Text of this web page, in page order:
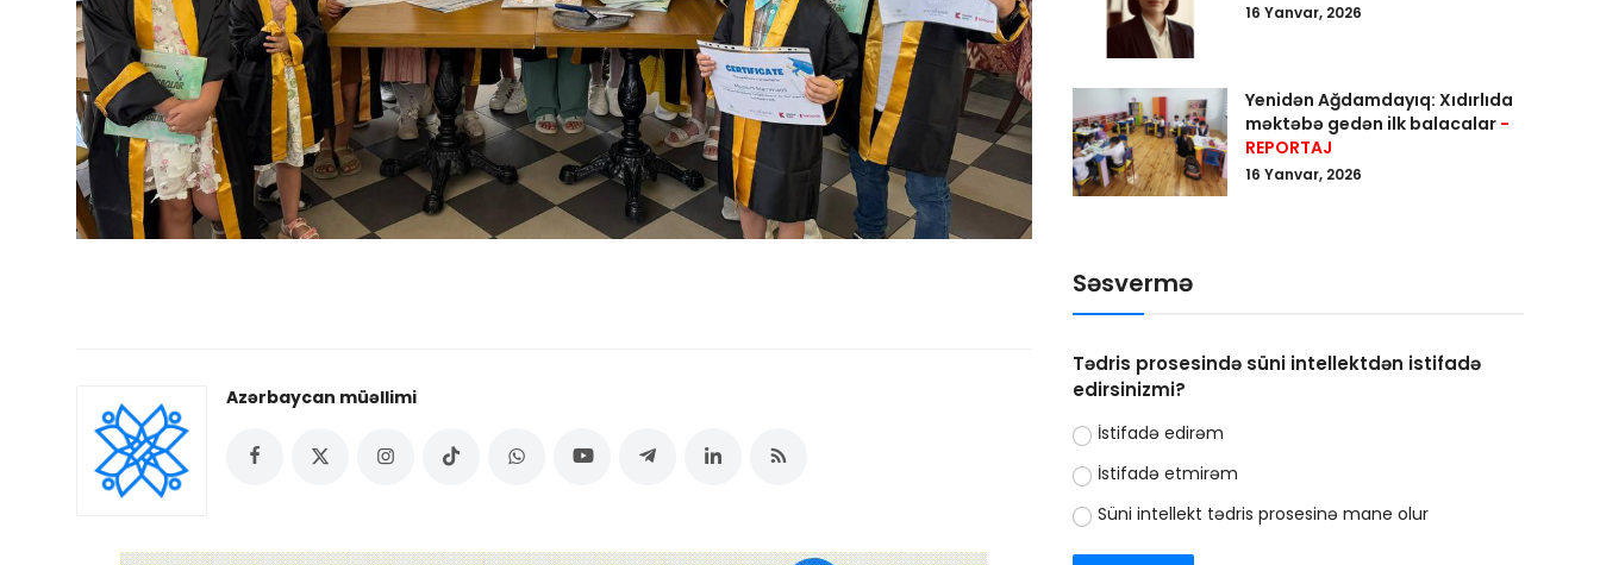
Azərbaycan müəllimi
16 Yanvar, 2026
Yenidən Ağdamdayıq: Xıdırlıda
məktəbə gedən ilk balacalar -
REPORTAJ
16 Yanvar, 2026
Səsvermə
Tədris prosesində süni intellektdən istifadə
edirsinizmi?
İstifadə edirəm
İstifadə etmirəm
Süni intellekt tədris prosesinə mane olur